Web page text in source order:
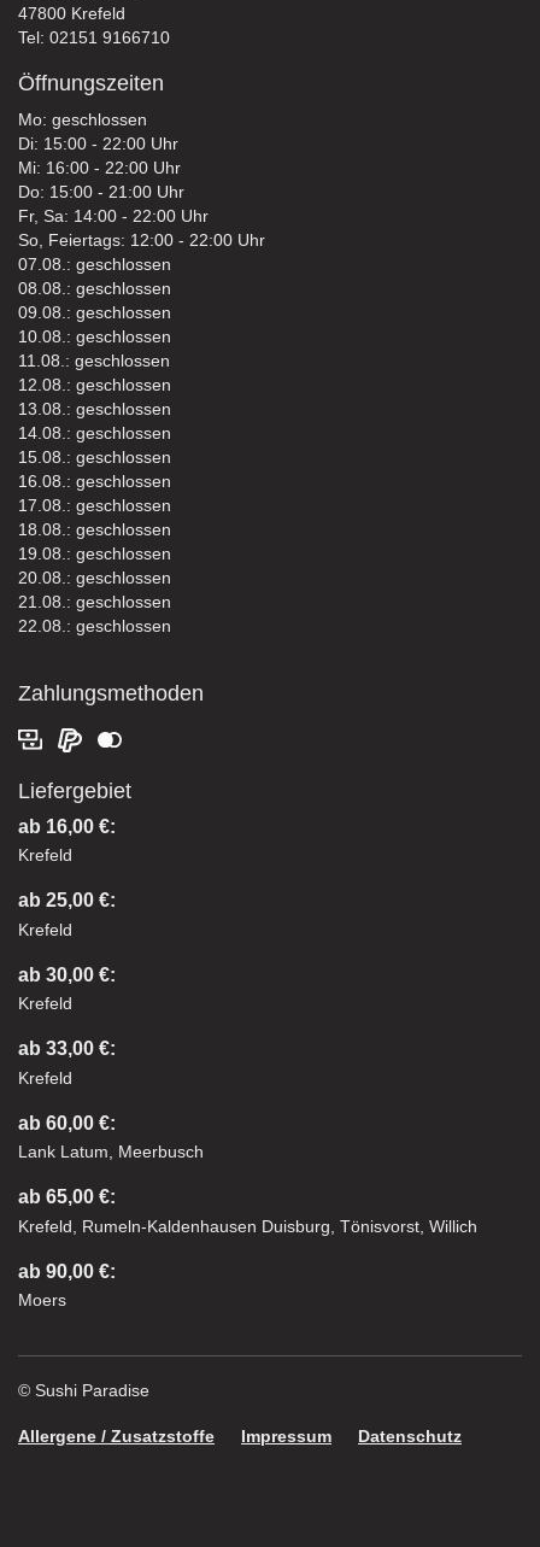
47800 Krefeld
Tel: 02151 9166710
Öffnungszeiten
Mo: geschlossen
Di: 15:00 - 22:00 Uhr
Mi: 16:00 - 22:00 Uhr
Do: 15:00 - 21:00 Uhr
Fr, Sa: 14:00 - 22:00 Uhr
So, Feiertags: 12:00 - 22:00 Uhr
07.08.: geschlossen
08.08.: geschlossen
09.08.: geschlossen
10.08.: geschlossen
11.08.: geschlossen
12.08.: geschlossen
13.08.: geschlossen
14.08.: geschlossen
15.08.: geschlossen
16.08.: geschlossen
17.08.: geschlossen
18.08.: geschlossen
19.08.: geschlossen
20.08.: geschlossen
21.08.: geschlossen
22.08.: geschlossen
Zahlungsmethoden
Liefergebiet
ab 16,00 €:
Krefeld
ab 25,00 €:
Krefeld
ab 30,00 €:
Krefeld
ab 33,00 €:
Krefeld
ab 60,00 €:
Lank Latum, Meerbusch
ab 65,00 €:
Krefeld, Rumeln-Kaldenhausen Duisburg, Tönisvorst, Willich
ab 90,00 €:
Moers
© Sushi Paradise
Allergene / Zusatzstoffe Impressum Datenschutz